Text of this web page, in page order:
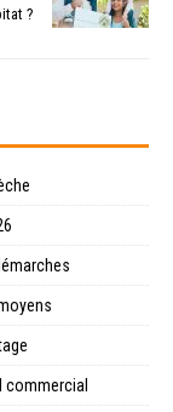
?
commercial